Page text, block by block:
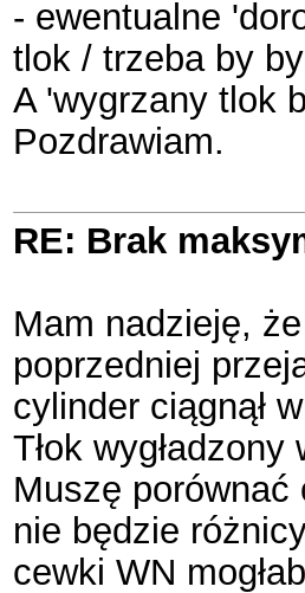
- ewentualne
tlok / trzeba by
A 'wygrzany tlok
Pozdrawiam.
RE: Brak
Mam nadzieję,
poprzedniej
cylinder ciągnął
Tłok
Muszę
nie będzie
cewki WN